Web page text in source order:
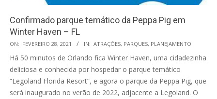
Confirmado parque temático da Peppa Pig em
Winter Haven – FL
2021-
02-
28
ON: FEVEREIRO 28, 2021 IN: ATRAÇÕES, PARQUES, PLANEJAMENTO
Há 50 minutos de Orlando fica Winter Haven, uma cidadezinha
deliciosa e conhecida por hospedar o parque temático
“Legoland Florida Resort”, e agora o parque da Peppa Pig, que
será inaugurado no verão de 2022, adjacente a Legoland. O